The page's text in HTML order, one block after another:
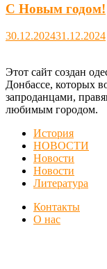
С Новым годом!
30.12.202431.12.2024
Этот сайт создан
Донбассе, которых
запроданцами,
любимым городом.
История
НОВОСТИ
Новости
Новости
Литература
Контакты
О нас